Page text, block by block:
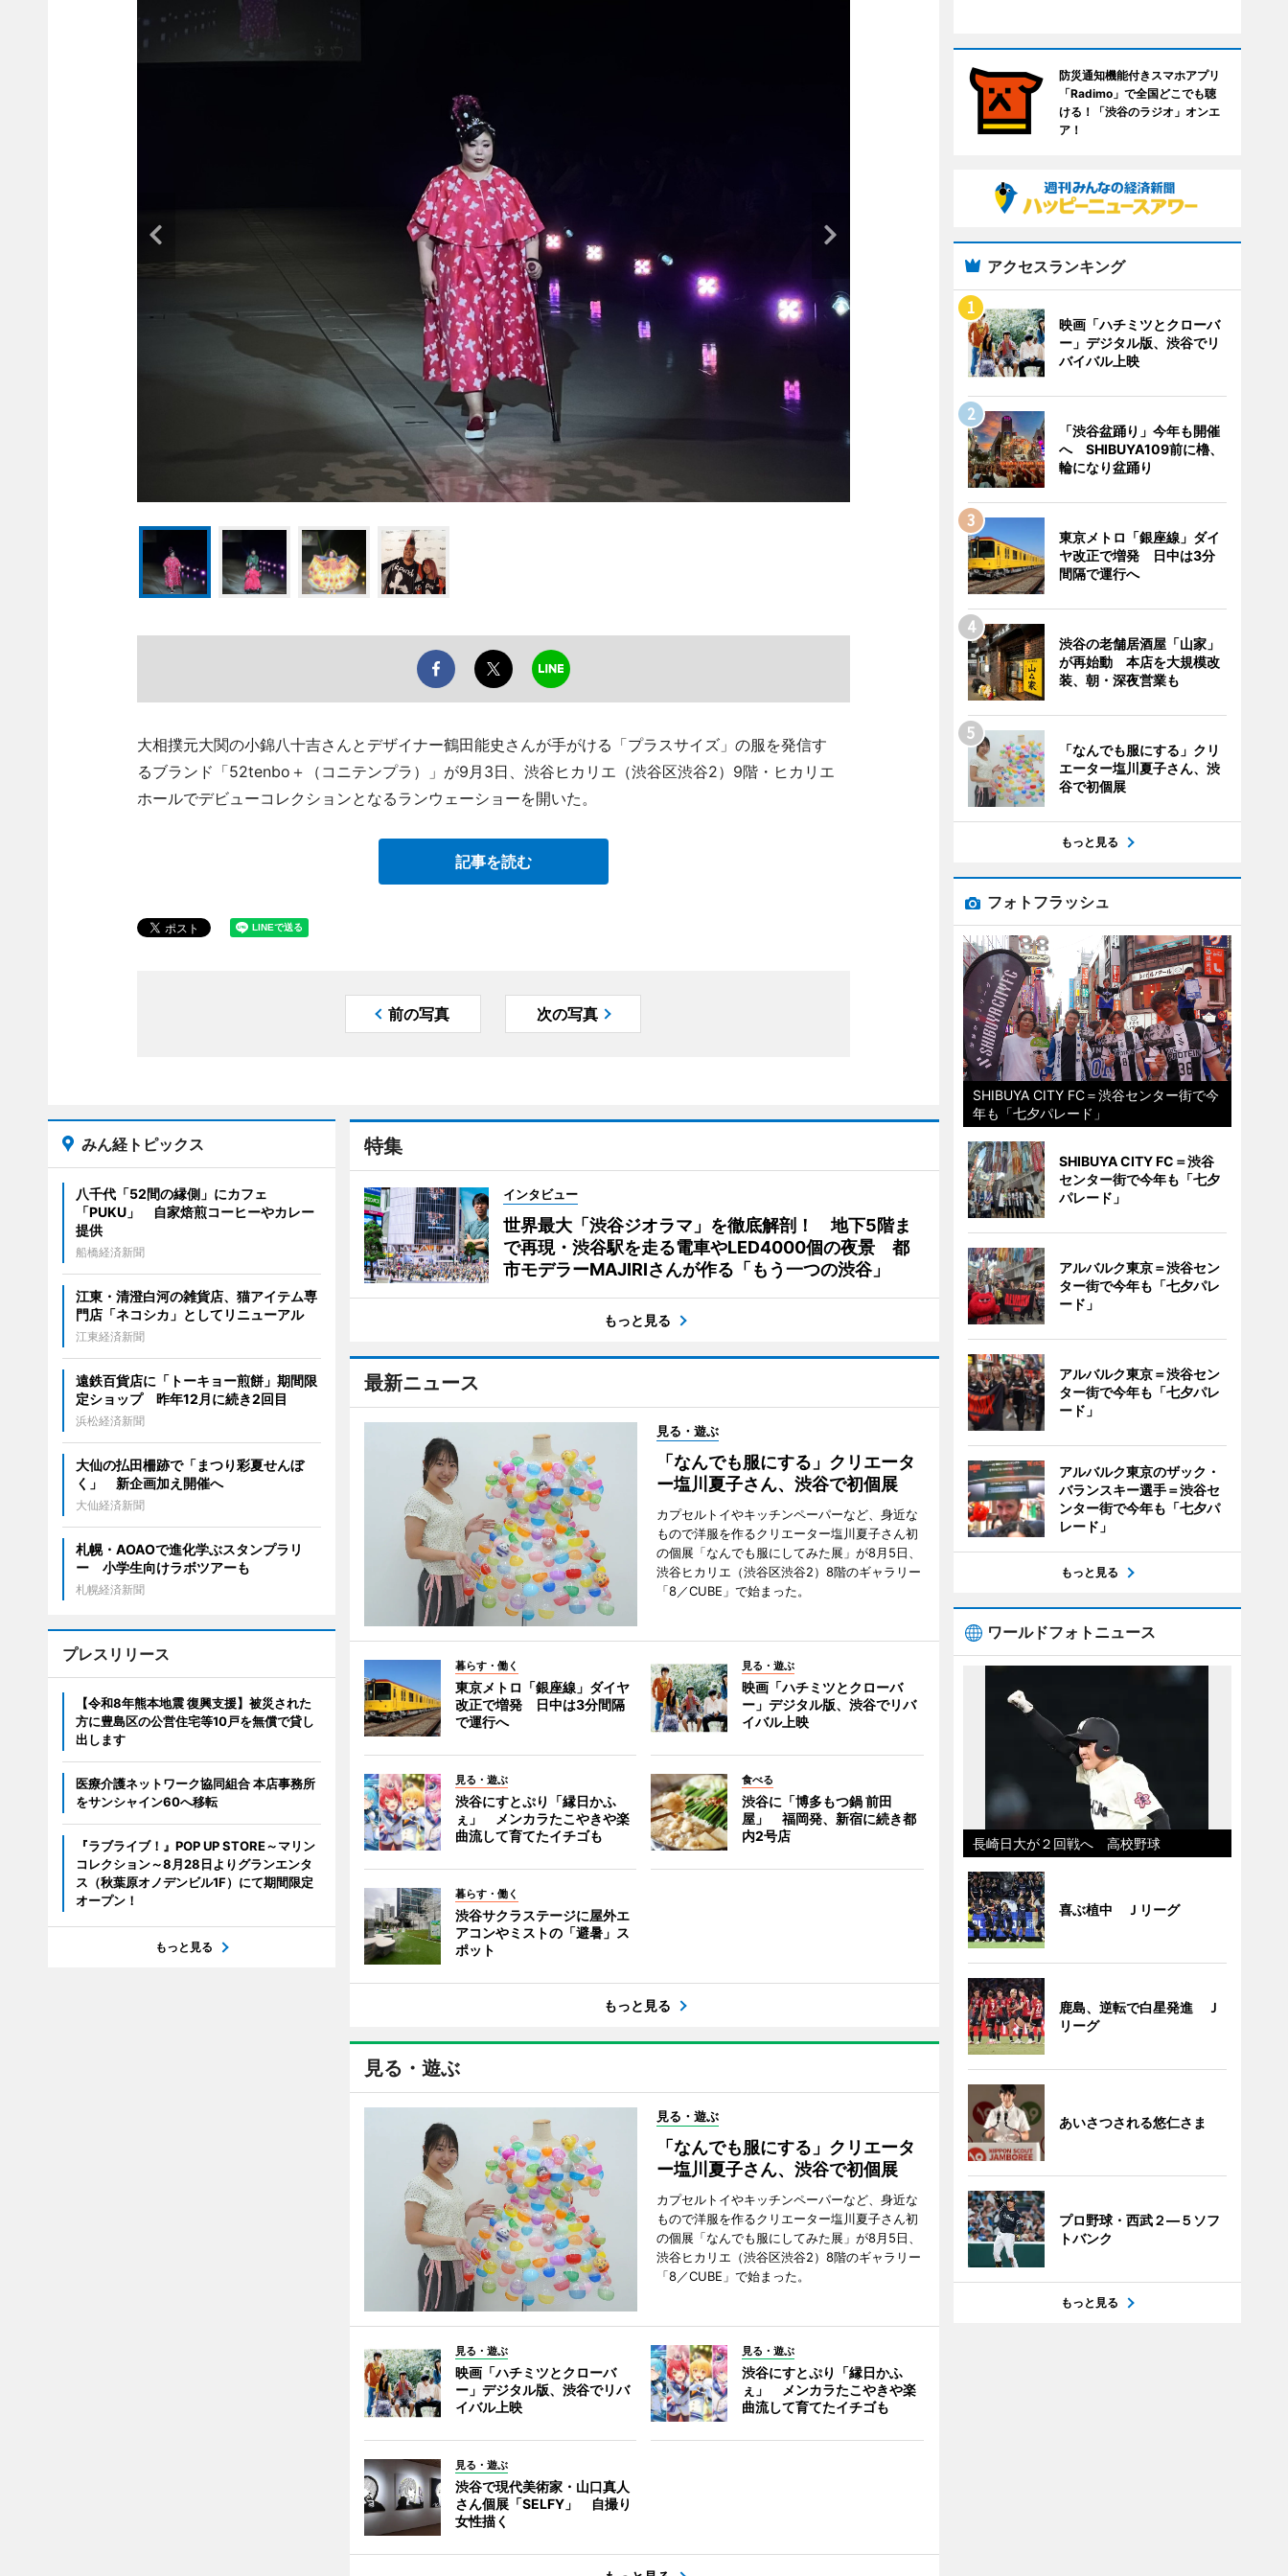
大相撲元大関の小錦八十吉さんとデザイナー鶴田能史さんが手がける「プラスサイズ」の服を発信す
るブランド「52tenbo＋（コニテンプラ）」が9月3日、渋谷ヒカリエ（渋谷区渋谷2）9階・ヒカリエ
ホールでデビューコレクションとなるランウェーショーを開いた。
記事を読む
前の写真 次の写真
特集
インタビュー
世界最大「渋谷ジオラマ」を徹底解剖！ 地下5階ま
で再現・渋谷駅を走る電車やLED4000個の夜景 都
市モデラーMAJIRIさんが作る「もう一つの渋谷」
もっと見る
最新ニュース
見る・遊ぶ
「なんでも服にする」クリエータ
ー塩川夏子さん、渋谷で初個展
カプセルトイやキッチンペーパーなど、身近な
もので洋服を作るクリエーター塩川夏子さん初
の個展「なんでも服にしてみた展」が8月5日、
渋谷ヒカリエ（渋谷区渋谷2）8階のギャラリー
「8／CUBE」で始まった。
暮らす・働く
東京メトロ「銀座線」ダイヤ
改正で増発 日中は3分間隔
で運行へ
見る・遊ぶ
映画「ハチミツとクローバ
ー」デジタル版、渋谷でリバ
イバル上映
見る・遊ぶ
渋谷にすとぷり「縁日かふ
ぇ」 メンカラたこやきや楽
曲流して育てたイチゴも
食べる
渋谷に「博多もつ鍋 前田
屋」 福岡発、新宿に続き都
内2号店
暮らす・働く
渋谷サクラステージに屋外エ
アコンやミストの「避暑」ス
ポット
もっと見る
見る・遊ぶ
見る・遊ぶ
「なんでも服にする」クリエータ
ー塩川夏子さん、渋谷で初個展
カプセルトイやキッチンペーパーなど、身近な
もので洋服を作るクリエーター塩川夏子さん初
の個展「なんでも服にしてみた展」が8月5日、
渋谷ヒカリエ（渋谷区渋谷2）8階のギャラリー
「8／CUBE」で始まった。
見る・遊ぶ
映画「ハチミツとクローバ
ー」デジタル版、渋谷でリバ
イバル上映
見る・遊ぶ
渋谷にすとぷり「縁日かふ
ぇ」 メンカラたこやきや楽
曲流して育てたイチゴも
見る・遊ぶ
渋谷で現代美術家・山口真人
さん個展「SELFY」 自撮り
女性描く
みん経トピックス
八千代「52間の縁側」にカフェ
「PUKU」 自家焙煎コーヒーやカレー
提供
船橋経済新聞
江東・清澄白河の雑貨店、猫アイテム専
門店「ネコシカ」としてリニューアル
江東経済新聞
遠鉄百貨店に「トーキョー煎餅」期間限
定ショップ 昨年12月に続き2回目
浜松経済新聞
大仙の払田柵跡で「まつり彩夏せんぼ
く」 新企画加え開催へ
大仙経済新聞
札幌・AOAOで進化学ぶスタンプラリ
ー 小学生向けラボツアーも
札幌経済新聞
プレスリリース
【令和8年熊本地震 復興支援】被災された
方に豊島区の公営住宅等10戸を無償で貸し
出します
医療介護ネットワーク協同組合 本店事務所
をサンシャイン60へ移転
『ラブライブ！』POP UP STORE～マリン
コレクション～8月28日よりグランエンタ
ス（秋葉原オノデンビル1F）にて期間限定
オープン！
もっと見る
防災通知機能付きスマホアプリ
「Radimo」で全国どこでも聴
ける！「渋谷のラジオ」オンエ
ア！
アクセスランキング
映画「ハチミツとクローバ
ー」デジタル版、渋谷でリ
バイバル上映
「渋谷盆踊り」今年も開催
へ SHIBUYA109前に櫓、
輪になり盆踊り
東京メトロ「銀座線」ダイ
ヤ改正で増発 日中は3分
間隔で運行へ
渋谷の老舗居酒屋「山家」
が再始動 本店を大規模改
装、朝・深夜営業も
「なんでも服にする」クリ
エーター塩川夏子さん、渋
谷で初個展
もっと見る
フォトフラッシュ
SHIBUYA CITY FC＝渋谷センター街で今
年も「七夕パレード」
SHIBUYA CITY FC＝渋谷
センター街で今年も「七夕
パレード」
アルバルク東京＝渋谷セン
ター街で今年も「七夕パレ
ード」
アルバルク東京＝渋谷セン
ター街で今年も「七夕パレ
ード」
アルバルク東京のザック・
バランスキー選手＝渋谷セ
ンター街で今年も「七夕パ
レード」
もっと見る
ワールドフォトニュース
長崎日大が２回戦へ 高校野球
喜ぶ植中 Ｊリーグ
鹿島、逆転で白星発進 Ｊ
リーグ
あいさつされる悠仁さま
プロ野球・西武２―５ソフ
トバンク
もっと見る